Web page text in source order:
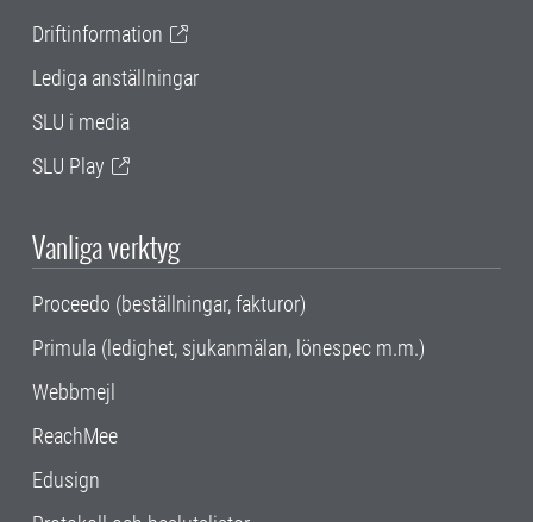
Driftinformation
Lediga anställningar
SLU i media
SLU Play
Vanliga verktyg
Proceedo (beställningar, fakturor)
Primula (ledighet, sjukanmälan, lönespec m.m.)
Webbmejl
ReachMee
Edusign